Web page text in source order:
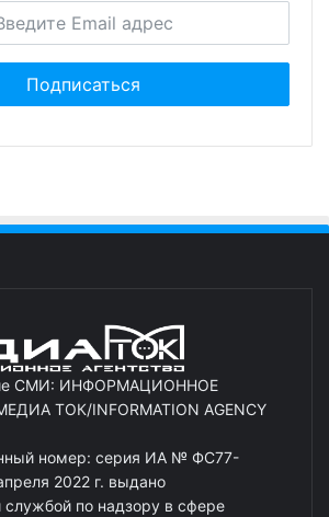
СМИ: ИНФОРМАЦИОННОЕ
ТОК/INFORMATION AGENCY
номер: серия ИА № ФС77-
2022 г. выдано
службой по надзору в сфере